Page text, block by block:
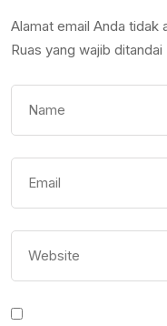
Alamat email Anda tidak
Ruas yang wajib ditandai